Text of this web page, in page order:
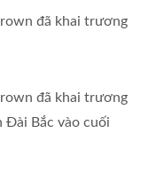
đã khai trương
đã khai trương
Đài Bắc vào cuối